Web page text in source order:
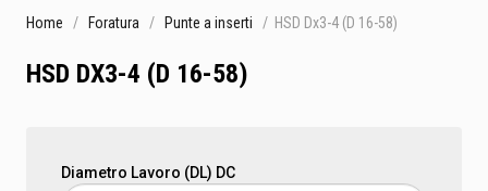
Home Foratura Punte a inserti HSD Dx3-4 (D 16-58)
HSD DX3-4 (D 16-58)
Diametro Lavoro (DL) DC